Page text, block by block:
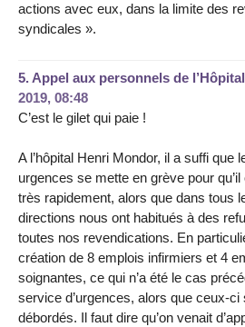
actions avec eux, dans la limite des
syndicales ».
5. Appel aux personnels de
2019, 08:48
C’est le gilet qui paie !
A l’hôpital Henri Mondor, il a suffi que
urgences se mette en grève pour
très rapidement, alors que dans tous
directions nous ont habitués à des
toutes nos revendications. En
création de 8 emplois infirmiers et 4
soignantes, ce qui n’a été le cas
service d’urgences, alors que ceux-
débordés. Il faut dire qu’on venait